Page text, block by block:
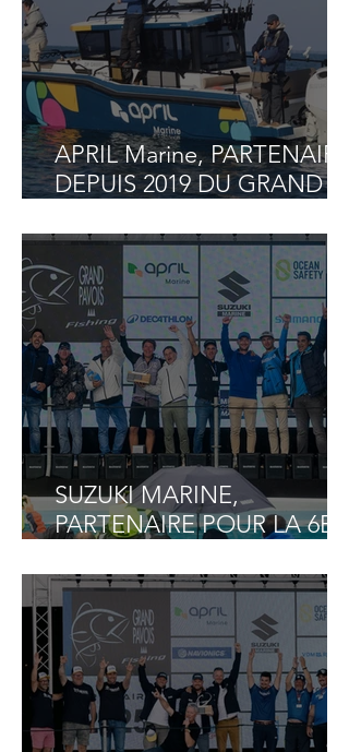
APRIL Marine, PARTENAIRE
DEPUIS 2019 DU GRAND
NOUVEAU PRÉSENT !
SUZUKI MARINE,
PARTENAIRE POUR LA 6E
GRAND PAVOIS FISHING !